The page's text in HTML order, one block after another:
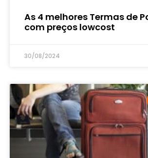
As 4 melhores Termas de
com preços lowcost
30/08/2024